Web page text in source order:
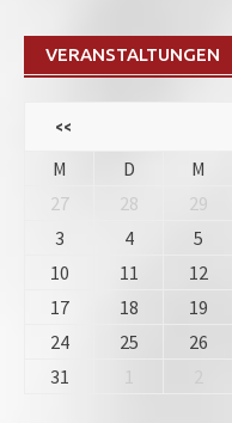
VERANSTALTUNGEN
<<
M D M
27
28 29
3
4 5
10
11 12
17
18 19
24
25 26
31